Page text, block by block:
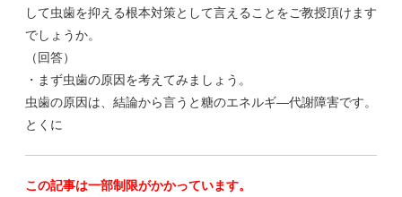
して虫歯を抑える根本対策として言えることをご教授頂けます
でしょうか。
（回答）
・まず虫歯の原因を考えてみましょう。
虫歯の原因は、結論から言うと糖のエネルギ―代謝障害です。
とくに
この記事は一部制限がかかっています。